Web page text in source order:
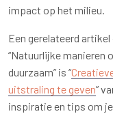
impact op het milieu.
Een gerelateerd
“Natuurlijke manieren
duurzaam” is “
uitstraling te geven”
inspiratie en tips om